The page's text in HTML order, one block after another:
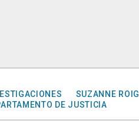
SUZANNE ROIG
DE JUSTICIA